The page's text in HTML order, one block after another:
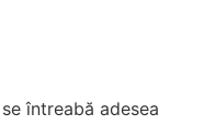
întreabă adesea